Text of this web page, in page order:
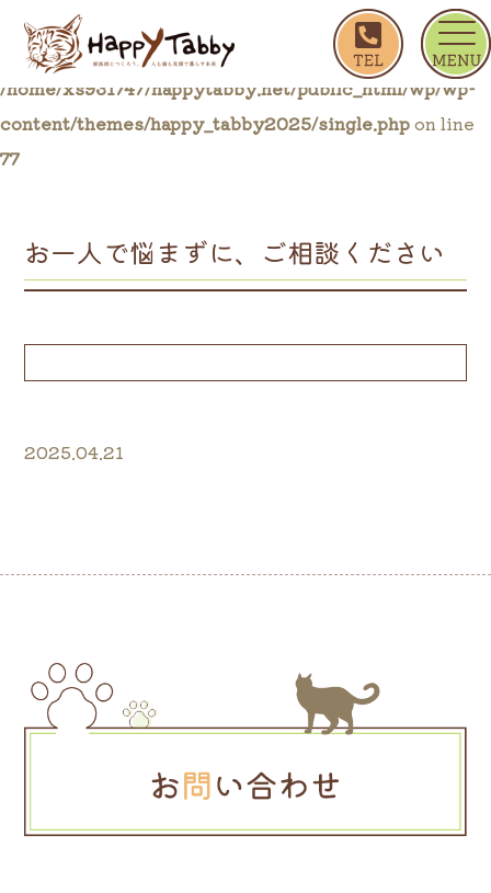
ホーム
お一人で悩まずに、ご相談く
Warning: Trying to access array offset on false in
/home/xs931747/happytabby.net/public_html/wp/wp-
content/themes/happy_tabby2025/single.phpon line
77
お一人で悩まずに、ご相談ください
2025.04.21